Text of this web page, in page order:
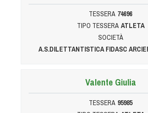
TESSERA 74696
TIPO TESSERA ATLETA
SOCIETÀ
A.S.DILETTANTISTICA FIDASC
Valente Giulia
TESSERA 95985